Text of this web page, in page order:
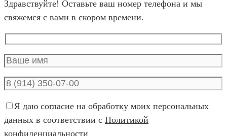
Здравствуйте! Оставьте ваш номер телефона и мы
свяжемся с вами в скором времени.
Я даю согласие на обработку моих персональных
данных в соответствии с Политикой
конфиденциальности